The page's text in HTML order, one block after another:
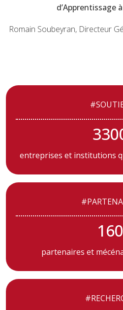
d’Apprentissage
Romain Soubeyran, Directeur
entreprises et institutions
160
partenaires et